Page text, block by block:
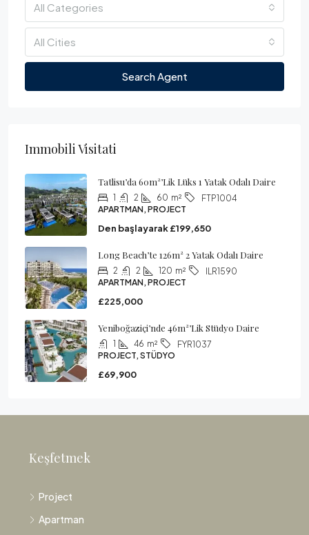
All Categories
All Cities
Search Agent
Immobili Visitati
Tatlisu’da 60m²’lik Lüks 1 Yatak Odalı Daire
1 2 60 m²
FTP1004
APARTMAN, PROJECT
Den başlayarak£199,650
Long Beach’te 126m² 2 Yatak Odalı Daire
2 2 120 m²
ILR1590
APARTMAN, PROJECT
£225,000
Yeniboğaziçi’nde 46m²’lik Stüdyo Daire
1 46 m²
FYR1037
PROJECT, STÜDYO
£69,900
Keşfetmek
Project
Apartman